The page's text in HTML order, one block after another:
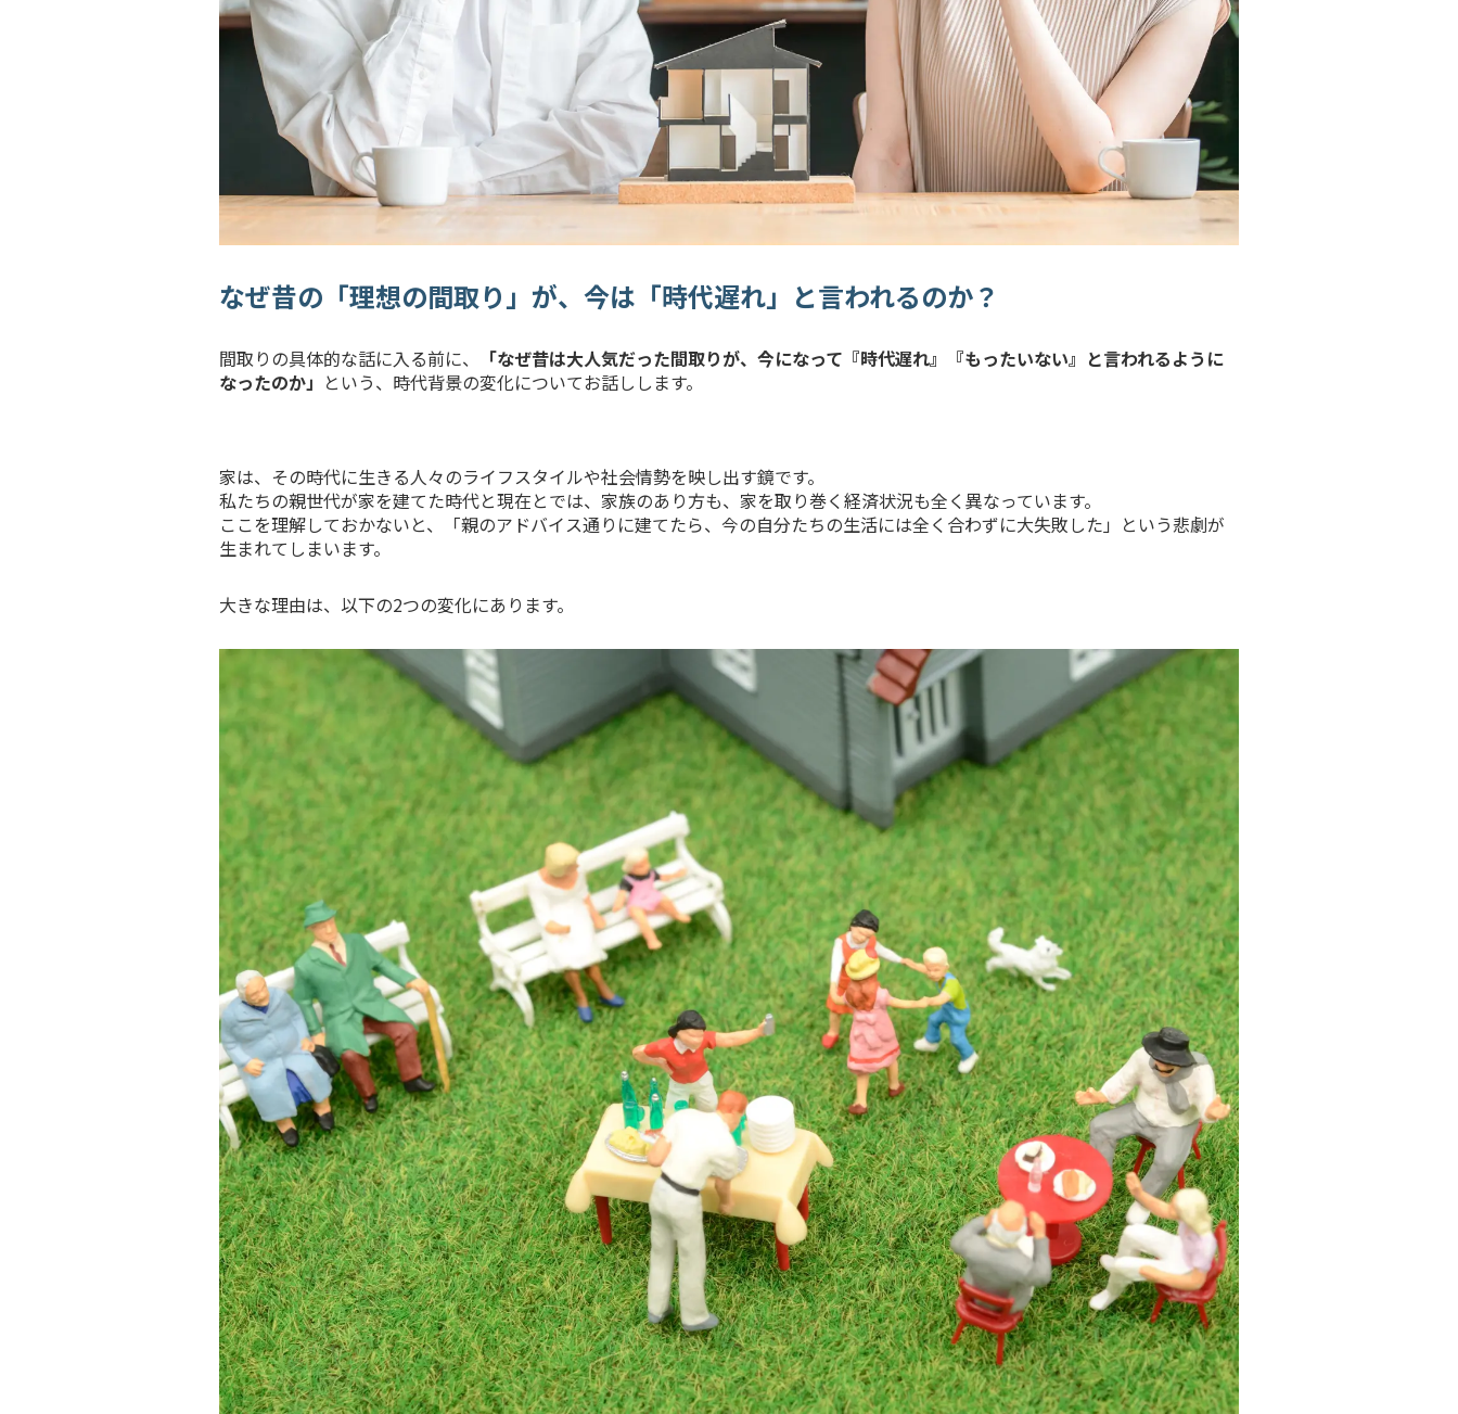
なぜ昔の「理想の間取り」が、今は「時代遅れ」と言われるのか？
間取りの具体的な話に入る前に、
「なぜ昔は大人気だった間取りが、今になって『時代遅れ』『もったいない』と言われるように
なったのか」 という、時代背景の変化についてお話しします。
家は、その時代に生きる人々のライフスタイルや社会情勢を映し出す鏡です。
私たちの親世代が家を建てた時代と現在とでは、家族のあり方も、家を取り巻く経済状況も全く異なっています。
ここを理解しておかないと、「親のアドバイス通りに建てたら、今の自分たちの生活には全く合わずに大失敗した」という悲劇が
生まれてしまいます。
大きな理由は、以下の2つの変化にあります。